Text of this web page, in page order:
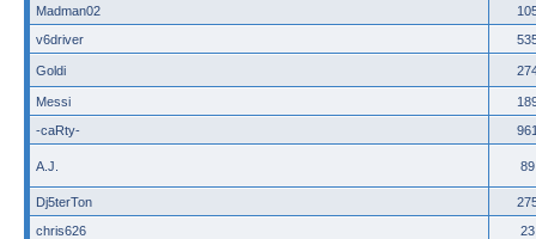
Madman02
v6driver
Goldi
Messi
-caRty-
A.J. 89
Dj5terTon
chris626
23